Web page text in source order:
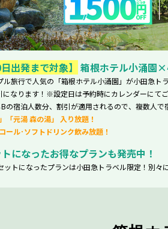
出発まで対象】 箱根ホテル小涌園
ル旅行で人気の「箱根ホテル小涌園」が小田急
になります！※設定日は予約時にカレンダーにて
の宿泊人数分、割引が適用されるので、複数人
元湯 森の湯」 入り放題！
ル･ソフトドリンク飲み放題！
になったお得なプランも発売中！
トになったプランは小田急トラベル限定！別々